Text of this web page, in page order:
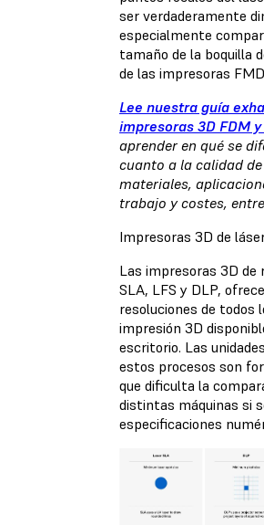
ser verdaderamente
especialmente
tamaño de la boquilla
de las impresoras
Lee nuestra guía
impresoras 3D FDM y
aprender en qué se
cuanto a la calidad
materiales,
trabajo y costes,
Impresoras 3D de
Las impresoras 3D de
SLA, LFS y DLP,
resoluciones de todos
impresión 3D
escritorio. Las
estos procesos son
que dificulta la
distintas máquinas si
especificaciones